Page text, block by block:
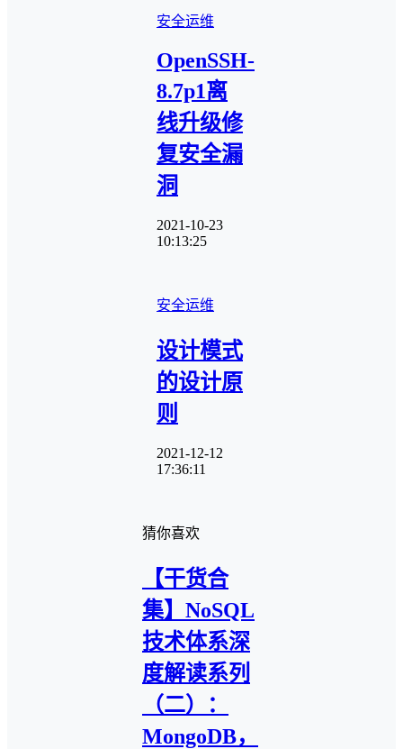
安全运维
OpenSSH-
8.7p1离
线升级修
复安全漏
洞
2021-10-23
10:13:25
安全运维
设计模式
的设计原
则
2021-12-12
17:36:11
猜你喜欢
【干货合
集】NoSQL
技术体系深
度解读系列
（二）：
MongoDB，